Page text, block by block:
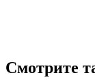
Смотрите